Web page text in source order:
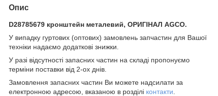
Опис
D28785679 кронштейн металевий, ОРИГІНАЛ AGCO.
У випадку гуртових (оптових) замовлень запчастин для Вашої
техніки надаємо додаткові знижки.
У разі відсутності запасних частин на складі пропонуємо
терміни поставки від 2-ох днів.
Замовлення запасних частин Ви можете надсилати за
електронною адресою, вказаною в розділі контакти